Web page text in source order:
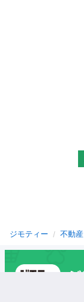
ジモティー 不動産